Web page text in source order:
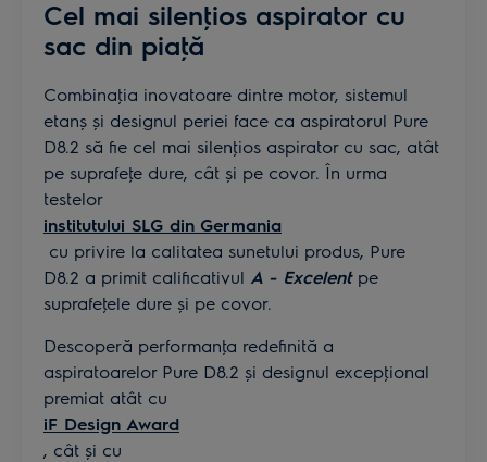
Cel mai silenţios aspirator cu
sac din piaţă
Combinaţia inovatoare dintre motor, sistemul
etanș și designul periei face ca aspiratorul Pure
D8.2 să fie cel mai silenţios aspirator cu sac, atât
pe suprafeţe dure, cât și pe covor. În urma
testelor
institutului SLG din Germania
cu privire la calitatea sunetului produs, Pure
D8.2 a primit calificativul A - Excelent pe
suprafeţele dure și pe covor.
Descoperă performanţa redefinită a
aspiratoarelor Pure D8.2 și designul excepţional
premiat atât cu
iF Design Award
, cât și cu